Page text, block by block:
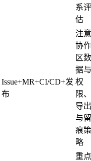
系评
估
Issue+MR+CI/CD+发
布
注意
协作
区数
据与
权
限、
导出
与留
痕策
略
重点